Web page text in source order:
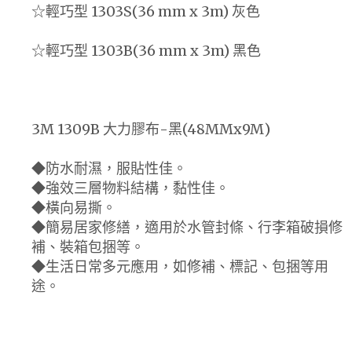
☆輕巧型 1303S(36 mm x 3m) 灰色
☆輕巧型 1303B(36 mm x 3m) 黑色
3M 1309B 大力膠布-黑(48MMx9M)
◆防水耐濕，服貼性佳。
◆強效三層物料結構，黏性佳。
◆橫向易撕。
◆簡易居家修繕，適用於水管封條、行李箱破損修
補、裝箱包捆等。
◆生活日常多元應用，如修補、標記、包捆等用
途。